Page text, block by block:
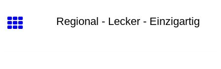
Regional - Lecker - Einzigartig